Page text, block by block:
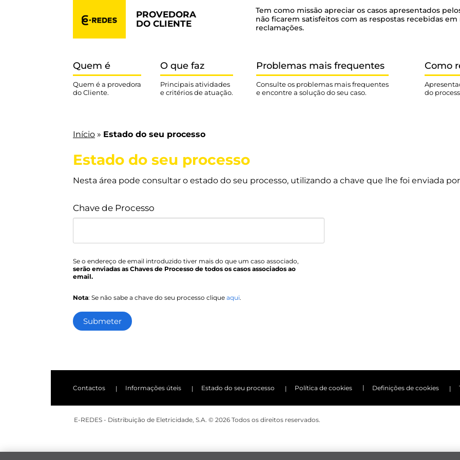
PROVEDORA
DO CLIENTE
Tem como missão apreciar os casos apresentados
não ficarem satisfeitos com as respostas recebidas em
reclamações.
Quem é
Quem é a provedora
do Cliente.
O que faz
Principais atividades
e critérios de atuação.
Problemas mais frequentes
Consulte os problemas mais frequentes
e encontre a solução do seu caso.
Como
do
Início » Estado do seu processo
Estado do seu processo
Nesta área pode consultar o estado do seu processo, utilizando a chave que lhe foi enviada
Chave de Processo
Se o endereço de email introduzido tiver mais do que um caso associado,
serão enviadas as Chaves de Processo de todos os casos associados ao
email.
Nota: Se não sabe a chave do seu processo clique aqui.
Submeter
Contactos Informações úteis Estado do seu processo Política de cookies Definições de cookies
E-REDES - Distribuição de Eletricidade, S.A. © 2026 Todos os direitos reservados.